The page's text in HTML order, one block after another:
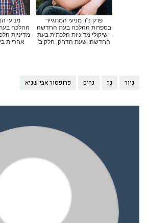
פרק נ"ו: מניעי המתגייר
בספרות ההלכה בעת החדשה
- שיקולי מדיניות הלכתית בעת
החדשה: שעת הדחק, חלק ב'
מניעי
ההלכה
מדיניות
אחריות
גיור גר גרים פרופסור אבי שגיא